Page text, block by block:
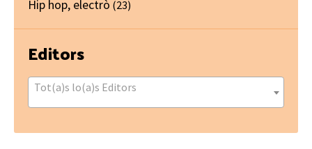
Hip hop, electrò (23)
Editors
Tot(a)s lo(a)s Editors